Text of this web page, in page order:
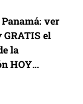
ver
GRATIS el
la
HOY